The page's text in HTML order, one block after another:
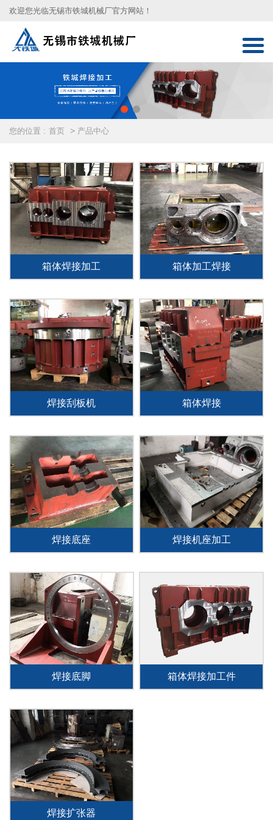
欢迎您光临无锡市铁城机械厂官方网站！
您的位置 : 首页 > 产品中心
箱体焊接加工 箱体加工焊接
焊接刮板机 箱体焊接
焊接底座 焊接机座加工
焊接底脚 箱体焊接加工件
焊接扩张器